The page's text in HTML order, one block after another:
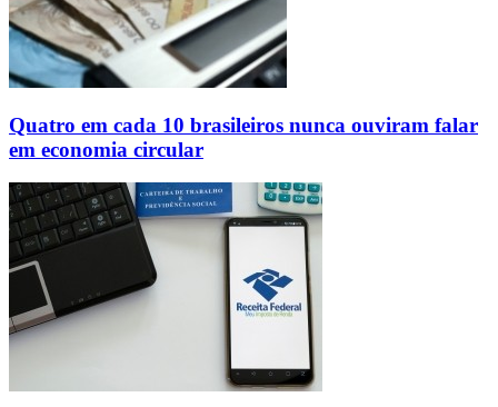
Quatro em cada 10 brasileiros nunca ouviram falar
em economia circular